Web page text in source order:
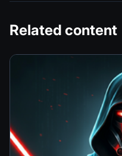
Related content